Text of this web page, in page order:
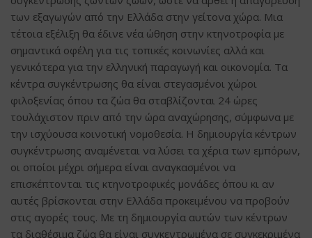
των εξαγωγών από την Ελλάδα στην γείτονα χώρα. Μια
τέτοια εξέλιξη θα έδινε νέα ώθηση στην κτηνοτροφία με
σημαντικά οφέλη για τις τοπικές κοινωνίες αλλά και
γενικότερα για την ελληνική παραγωγή και οικονομία. Τα
κέντρα συγκέντρωσης θα είναι στεγασμένοι χώροι
φιλοξενίας όπου τα ζώα θα σταβλίζονται 24 ώρες
τουλάχιστον πριν από την ώρα αναχώρησης, σύμφωνα με
την ισχύουσα κοινοτική νομοθεσία. Η δημιουργία κέντρων
συγκέντρωσης αναμένεται να λύσει τα χέρια των εμπόρων,
οι οποίοι μέχρι σήμερα είναι αναγκασμένοι να
επισκέπτονται τις κτηνοτροφικές μονάδες όπου κι αν
αυτές βρίσκονται στην Ελλάδα προκειμένου να προβούν
στις αγορές τους. Με τη δημιουργία αυτών των κέντρων
τα διαθέσιμα ζώα θα είναι συγκεντρωμένα σε συγκεκριμένα